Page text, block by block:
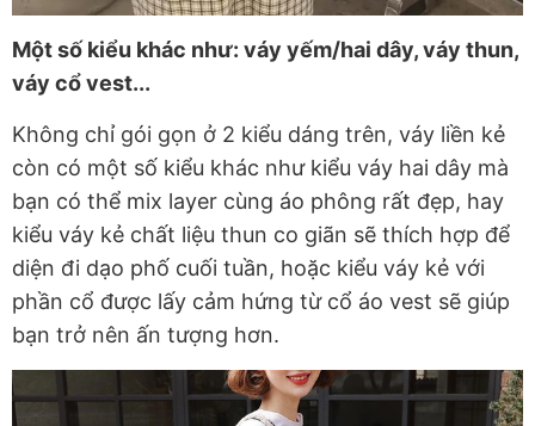
Một số kiểu khác như: váy yếm/hai dây, váy thun,
váy cổ vest...
Không chỉ gói gọn ở 2 kiểu dáng trên, váy liền kẻ
còn có một số kiểu khác như kiểu váy hai dây mà
bạn có thể mix layer cùng áo phông rất đẹp, hay
kiểu váy kẻ chất liệu thun co giãn sẽ thích hợp để
diện đi dạo phố cuối tuần, hoặc kiểu váy kẻ với
phần cổ được lấy cảm hứng từ cổ áo vest sẽ giúp
bạn trở nên ấn tượng hơn.